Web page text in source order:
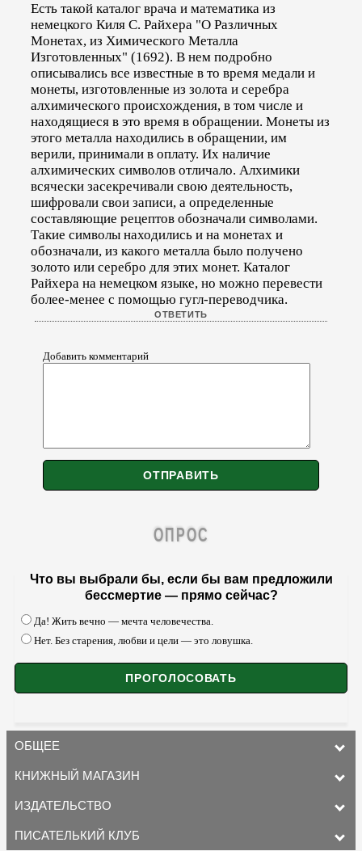
Есть такой каталог врача и математика из
немецкого Киля С. Райхера "О Различных
Монетах, из Химического Металла
Изготовленных" (1692). В нем подробно
описывались все известные в то время медали и
монеты, изготовленные из золота и серебра
алхимического происхождения, в том числе и
находящиеся в это время в обращении. Монеты из
этого металла находились в обращении, им
верили, принимали в оплату. Их наличие
алхимических символов отличало. Алхимики
всячески засекречивали свою деятельность,
шифровали свои записи, а определенные
составляющие рецептов обозначали символами.
Такие символы находились и на монетах и
обозначали, из какого металла было получено
золото или серебро для этих монет. Каталог
Райхера на немецком языке, но можно перевести
более-менее с помощью гугл-переводчика.
Добавить комментарий
ОПРОС
Что вы выбрали бы, если бы вам предложили
бессмертие — прямо сейчас?
Да! Жить вечно — мечта человечества.
Нет. Без старения, любви и цели — это ловушка.
ОБЩЕЕ
КНИЖНЫЙ МАГАЗИН
ИЗДАТЕЛЬСТВО
ПИСАТЕЛЬКИЙ КЛУБ